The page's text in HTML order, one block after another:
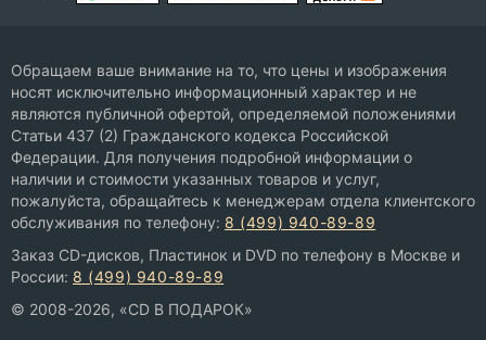
Обращаем ваше внимание на то, что цены и изображения
носят исключительно информационный характер и не
являются публичной офертой, определяемой положениями
Статьи 437 (2) Гражданского кодекса Российской
Федерации. Для получения подробной информации о
наличии и стоимости указанных товаров и услуг,
пожалуйста, обращайтесь к менеджерам отдела клиентского
обслуживания по телефону: 8 (499) 940-89-89
Заказ CD-дисков, Пластинок и DVD по телефону в Москве и
России: 8 (499) 940-89-89
© 2008-2026, «CD В ПОДАРОК»